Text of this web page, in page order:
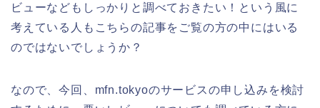
ビューなどもしっかりと調べておきたい！という風に
考えている人もこちらの記事をご覧の方の中にはいる
のではないでしょうか？
なので、今回、mfn.tokyoのサービスの申し込みを検討